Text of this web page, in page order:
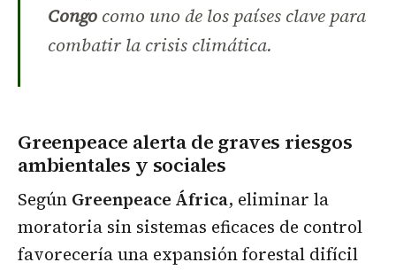
Congocomo uno de los países clave para
combatir la crisis climática.
Greenpeace alerta de graves riesgos
ambientales y sociales
Según Greenpeace África, eliminar la
moratoria sin sistemas eficaces de control
favorecería una expansión forestal difícil